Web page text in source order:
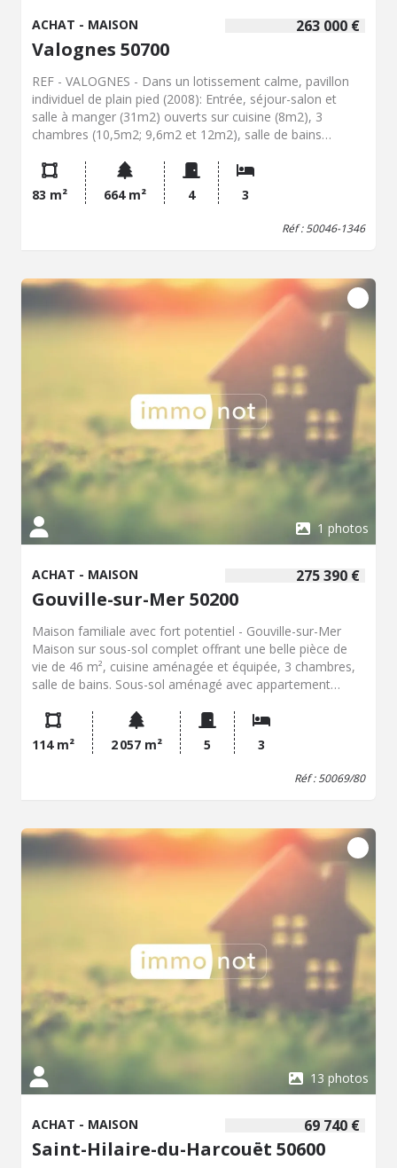
263 000 €
ACHAT - MAISON
Valognes 50700
REF - VALOGNES - Dans un lotissement calme, pavillon
individuel de plain pied (2008): Entrée, séjour-salon et
salle à manger (31m2) ouverts sur cuisine (8m2), 3
chambres (10,5m2; 9,6m2 et 12m2), salle de bains
1032€ Retrouvez toutes nos annonces sur
https://www.etudenapoleon.notaires.fr/
83 m² 664 m² 4 3
Réf : 50046-1346
1 photos
275 390 €
ACHAT - MAISON
Gouville-sur-Mer 50200
Maison familiale avec fort potentiel - Gouville-sur-Mer
Maison sur sous-sol complet offrant une belle pièce de
vie de 46 m², cuisine aménagée et équipée, 3 chambres,
salle de bains. Sous-sol aménagé avec appartement
garage, chaufferie et grenier aménageable. À seulement 3
km du centre de Gouville-sur-Mer et 3 km de la mer.
Travaux à prévoir. Idéal pour une famille, un projet locatif
ou une résidence secondaire. Fort potentiel - À visiter
114 m² 2 057 m² 5 3
Réf : 50069/80
13 photos
69 740 €
ACHAT - MAISON
Saint-Hilaire-du-Harcouët 50600